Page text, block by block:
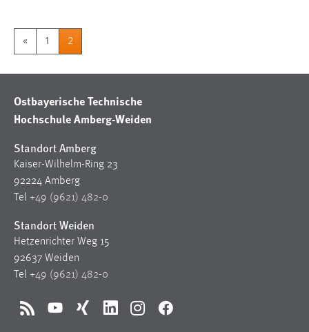
« 1 2
Ostbayerische Technische
Hochschule Amberg-Weiden
Standort Amberg
Kaiser-Wilhelm-Ring 23
92224 Amberg
Tel +49 (9621) 482-0
Standort Weiden
Hetzenrichter Weg 15
92637 Weiden
Tel +49 (9621) 482-0
RSS YouTubeXing LinkedInInstagramFacebook